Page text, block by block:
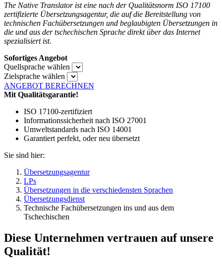
The Native Translator ist eine nach der Qualitätsnorm ISO 17100
zertifizierte Übersetzungsagentur, die auf die Bereitstellung von
technischen Fachübersetzungen und beglaubigten Übersetzungen in
die und aus der tschechischen Sprache direkt über das Internet
spezialisiert ist.
Sofortiges Angebot
Quellsprache wählen
Zielsprache wählen
ANGEBOT BERECHNEN
Mit Qualitätsgarantie!
ISO 17100-zertifiziert
Informationssicherheit nach ISO 27001
Umweltstandards nach ISO 14001
Garantiert perfekt, oder neu übersetzt
Sie sind hier:
Übersetzungsagentur
LPs
Übersetzungen in die verschiedensten Sprachen
Übersetzungsdienst
Technische Fachübersetzungen ins und aus dem
Tschechischen
Diese Unternehmen vertrauen auf unsere
Qualität!